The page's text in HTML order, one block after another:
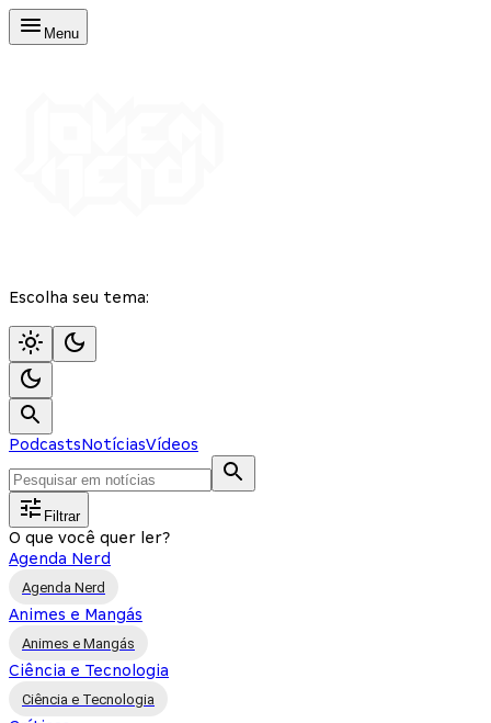
Menu
Escolha seu tema:
PodcastsNotíciasVídeos
Filtrar
O que você quer ler?
Agenda Nerd
Agenda Nerd
Animes e Mangás
Animes e Mangás
Ciência e Tecnologia
Ciência e Tecnologia